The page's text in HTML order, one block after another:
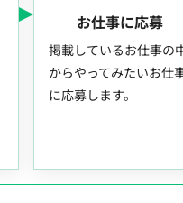
お仕事に応募
掲載しているお仕事の
からやってみたいお仕
に応募します。